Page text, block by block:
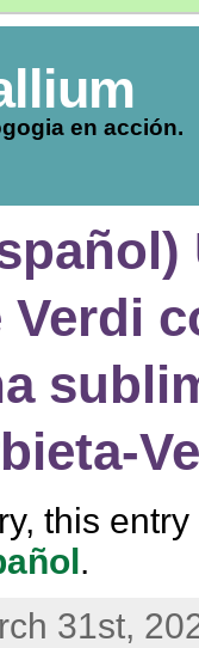
en acción.
Verdi
this
.
31st,